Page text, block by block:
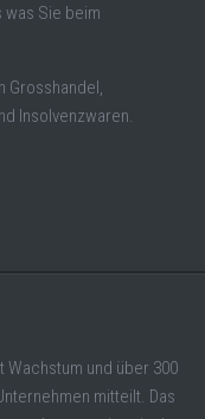
was Sie beim
Grosshandel,
Insolvenzwaren.
Wachstum und über 300
mitteilt. Das